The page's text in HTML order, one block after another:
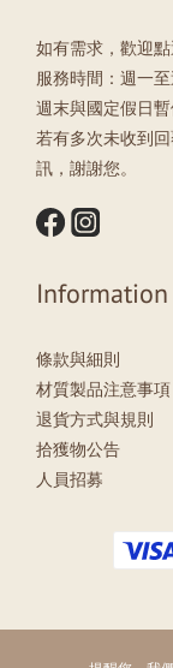
如有需求，歡迎點
服務時間：週一
週末與國定假日暫
若有多次未收到
訊，謝謝您。
Information
條款與細則
材質製品注意事項
退貨方式與規則
拾獲物公告
人員招募